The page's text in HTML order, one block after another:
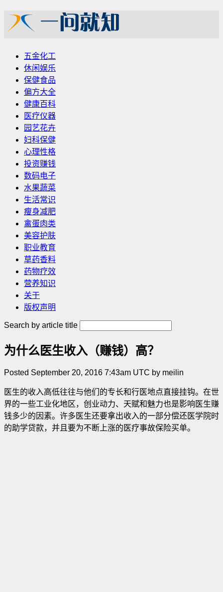
五金化工
休闲娱乐
保健食品
偏方大全
健康百科
医疗仪器
园艺花卉
妇科保健
心理性格
投资赚钱
数码电子
水果蔬菜
生活常识
瘦身减肥
禽蛋肉类
美容护肤
职业教育
草药香料
药物疗效
营养知识
关于
版权声明
Search by article title
为什么医生收入（赚钱）高？
Posted September 20, 2016 7:43am UTC by meilin
医生的收入高低往往与他们的专长和行医地点直接挂钩。在世
界的一些工业化地区，创业动力、天赋和魅力也是影响医生赚
钱多少的因素。许多医生还要拿出收入的一部分偿还医学院时
的助学贷款，并且要为不断上涨的医疗事故保险买单。